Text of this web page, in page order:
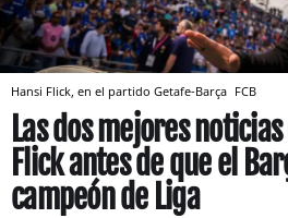
Hansi Flick, en el partido Getafe-Barça FCB
Las dos mejores
Flick antes de que el
campeón de Liga